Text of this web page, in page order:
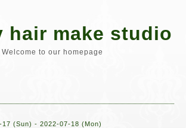
hair make studio
Welcome to our homepage
17 (Sun) - 2022-07-18 (Mon)